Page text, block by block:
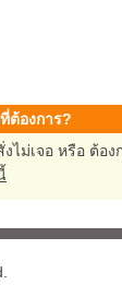
ต้องการ?
ไม่เจอ หรือ ต้อ